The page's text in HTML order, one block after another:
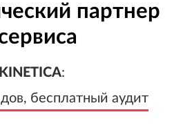
партнер
KINETICA:
бесплатный аудит
лидов, бесплатный